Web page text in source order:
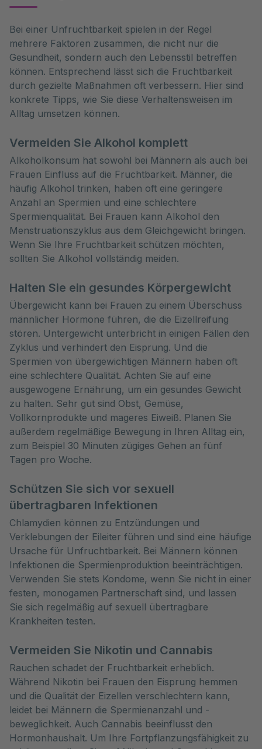
Bei einer Unfruchtbarkeit spielen in der Regel
mehrere Faktoren zusammen, die nicht nur die
Gesundheit, sondern auch den Lebensstil betreffen
können. Entsprechend lässt sich die Fruchtbarkeit
durch gezielte Maßnahmen oft verbessern. Hier sind
konkrete Tipps, wie Sie diese Verhaltensweisen im
Alltag umsetzen können.
Vermeiden Sie Alkohol komplett
Alkoholkonsum hat sowohl bei Männern als auch bei
Frauen Einfluss auf die Fruchtbarkeit. Männer, die
häufig Alkohol trinken, haben oft eine geringere
Anzahl an Spermien und eine schlechtere
Spermienqualität. Bei Frauen kann Alkohol den
Menstruationszyklus aus dem Gleichgewicht bringen.
Wenn Sie Ihre Fruchtbarkeit schützen möchten,
sollten Sie Alkohol vollständig meiden.
Halten Sie ein gesundes Körpergewicht
Übergewicht kann bei Frauen zu einem Überschuss
männlicher Hormone führen, die die Eizellreifung
stören. Untergewicht unterbricht in einigen Fällen den
Zyklus und verhindert den Eisprung. Und die
Spermien von übergewichtigen Männern haben oft
eine schlechtere Qualität. Achten Sie auf eine
ausgewogene Ernährung, um ein gesundes Gewicht
zu halten. Sehr gut sind Obst, Gemüse,
Vollkornprodukte und mageres Eiweiß. Planen Sie
außerdem regelmäßige Bewegung in Ihren Alltag ein,
zum Beispiel 30 Minuten zügiges Gehen an fünf
Tagen pro Woche.
Schützen Sie sich vor sexuell
übertragbaren Infektionen
Chlamydien können zu Entzündungen und
Verklebungen der Eileiter führen und sind eine häufige
Ursache für Unfruchtbarkeit. Bei Männern können
Infektionen die Spermienproduktion beeinträchtigen.
Verwenden Sie stets Kondome, wenn Sie nicht in einer
festen, monogamen Partnerschaft sind, und lassen
Sie sich regelmäßig auf sexuell übertragbare
Krankheiten testen.
Vermeiden Sie Nikotin und Cannabis
Rauchen schadet der Fruchtbarkeit erheblich.
Während Nikotin bei Frauen den Eisprung hemmen
und die Qualität der Eizellen verschlechtern kann,
leidet bei Männern die Spermienanzahl und -
beweglichkeit. Auch Cannabis beeinflusst den
Hormonhaushalt. Um Ihre Fortpflanzungsfähigkeit zu